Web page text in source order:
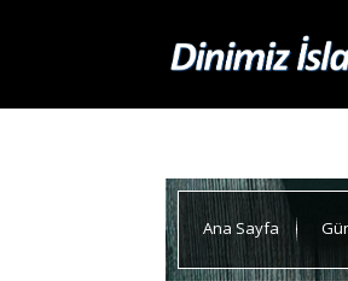
Ana Sayfa